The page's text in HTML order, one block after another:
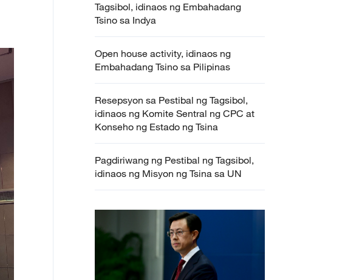
Tagsibol, idinaos ng Embahadang
Tsino sa Indya
Open house activity, idinaos ng
Embahadang Tsino sa Pilipinas
Resepsyon sa Pestibal ng Tagsibol,
idinaos ng Komite Sentral ng CPC at
Konseho ng Estado ng Tsina
Pagdiriwang ng Pestibal ng Tagsibol,
idinaos ng Misyon ng Tsina sa UN